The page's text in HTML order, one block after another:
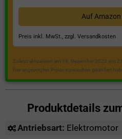
Auf
Preis inkl. MwSt., zzgl. Versandkosten
Zuletzt aktualisiert am 18. Dezember 2023 um
hier angezeigten Preise inzwischen geändert
Produktdetails
Antriebsart: Elektromotor